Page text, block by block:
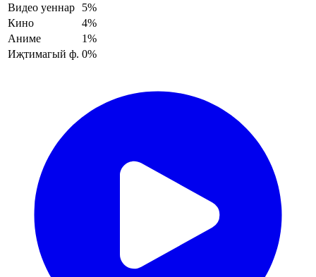
Видео уеннар
5%
Кино
4%
Аниме
1%
Иҗтимагый ф. 0%